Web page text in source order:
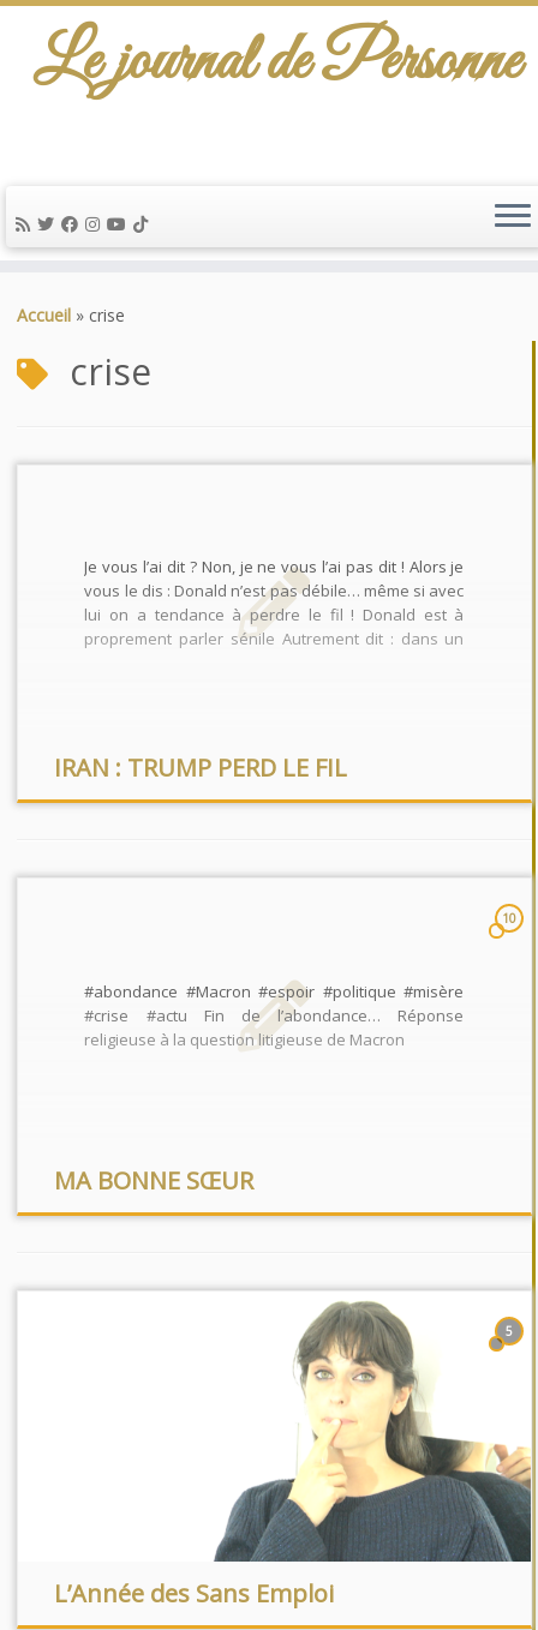
au
Le journal de Personne
Accueil » crise
crise
Je vous l’ai dit ? Non, je ne vous l’ai pas dit ! Alors je
vous le dis : Donald n’est pas débile… même si avec
lui on a tendance à perdre le fil ! Donald est à
proprement parler sénile Autrement dit : dans un
IRAN : TRUMP PERD LE FIL
10
#abondance #Macron #espoir #politique #misère
#crise #actu Fin de l’abondance… Réponse
religieuse à la question litigieuse de Macron
MA BONNE SŒUR
5
L’Année des Sans Emploi